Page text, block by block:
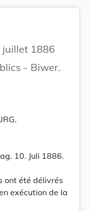
juillet 1886
- Biwer.
10. Juli 1886.
ont été délivrés
exécution de la